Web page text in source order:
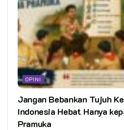
OPINI
Jangan Bebankan Tujuh
Indonesia Hebat Hanya
Pramuka